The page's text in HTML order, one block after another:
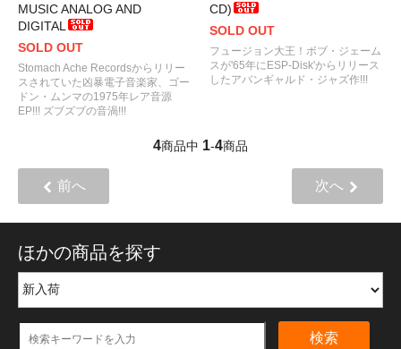
MUSIC ANALOG AND
DIGITAL
SOLD OUT
Stomach Ache Recordsからリリー
スされていた凶暴電子音楽家、ゴー
ドン・ムンマの1975年レア音源
EP!!! ズブズブの音渦!!!
CD)
SOLD OUT
フュージョン大王！ボブ・ジェーム
スが'65年にESP-Disk'からリリース
したアバンギャルド・ジャズ作!!!
4商品中 1-4商品
前へ 次へ
ほかの商品を探す
検索